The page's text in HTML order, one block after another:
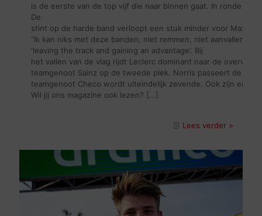
is de eerste van de top vijf die naar binnen gaat. In ronde 22
De
stint op de harde band verloopt een stuk minder voor Max.
“Ik kan niks met deze banden, niet remmen, niet
‘leaving the track and gaining an advantage’. Bij
het vallen van de vlag rijdt Leclerc dominant naar de
teamgenoot Sainz op de tweede plek. Norris passeert de
teamgenoot Checo wordt uiteindelijk zevende. Ook zijn er
Wil jij ons magazine ook lezen? […]
Lees verder >